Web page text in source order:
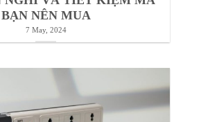
BẠN NÊN MUA
7 May, 2024